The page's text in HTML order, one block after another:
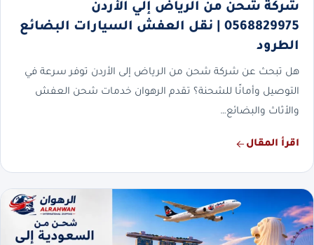
شركة شحن من الرياض إلي الأردن
0568829975 | نقل العفش السيارات البضائع
الطرود
هل تبحث عن شركة شحن من الرياض إلى الأردن توفر سرعة في
التوصيل وأمانًا للشحنة؟ تقدم الرهوان خدمات شحن العفش
والأثاث والبضائع…
اقرأ المقال